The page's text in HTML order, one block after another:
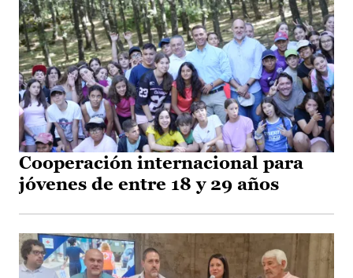
Cooperación internacional para
jóvenes de entre 18 y 29 años